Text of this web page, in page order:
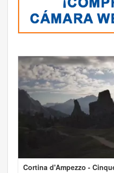
Cortina d'Ampezzo -